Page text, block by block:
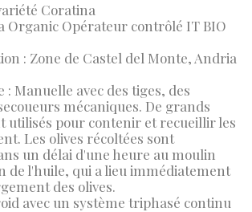
Coratina
Organic Opérateur contrôlé IT BIO
: Zone de Castel del Monte, Andria
: Manuelle avec des tiges, des
mécaniques. De grands
utilisés pour contenir et recueillir les
Les olives récoltées sont
un délai d'une heure au moulin
de l'huile, qui a lieu immédiatement
des olives.
avec un système triphasé continu